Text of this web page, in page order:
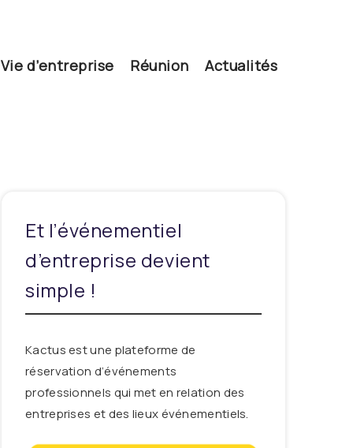
Vie d’entreprise Réunion Actualités
Et l’événementiel
d’entreprise devient
simple !
Kactus est une plateforme de
réservation d’événements
professionnels qui met en relation des
entreprises et des lieux événementiels.